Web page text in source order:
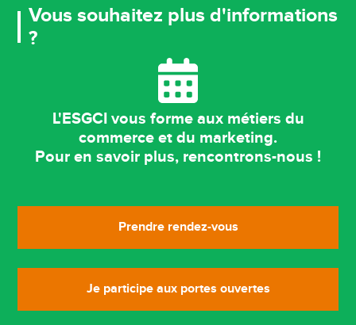
Vous souhaitez plus d'informations
?
L'ESGCI vous forme aux métiers du
commerce et du marketing.
Pour en savoir plus, rencontrons-nous !
Prendre rendez-vous
Je participe aux portes ouvertes